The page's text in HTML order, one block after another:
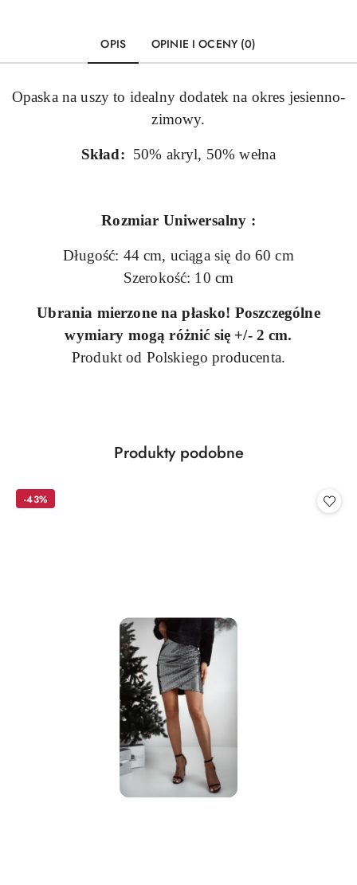
OPIS OPINIE I OCENY (0)
Opaska na uszy to idealny dodatek na okres jesienno-
zimowy.
Skład: 50% akryl, 50% wełna
Rozmiar Uniwersalny :
Długość: 44 cm, uciąga się do 60 cm
Szerokość: 10 cm
Ubrania mierzone na płasko! Poszczególne
wymiary mogą różnić się +/- 2 cm.
Produkt od Polskiego producenta.
Pomiń karuzelę produktów
Produkty
Produkty podobne
-43%